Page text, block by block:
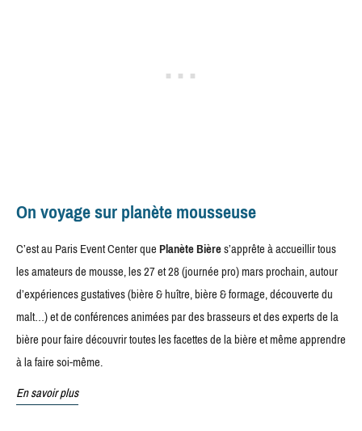
On voyage sur planète mousseuse
C’est au Paris Event Center quePlanète Bières’apprête à accueillir tous
les amateurs de mousse, les 27 et 28 (journée pro) mars prochain, autour
d’expériences gustatives (bière & huître, bière & formage, découverte du
malt…) et de conférences animées par des brasseurs et des experts de la
bière pour faire découvrir toutes les facettes de la bière et même apprendre
à la faire soi-même.
En savoir plus